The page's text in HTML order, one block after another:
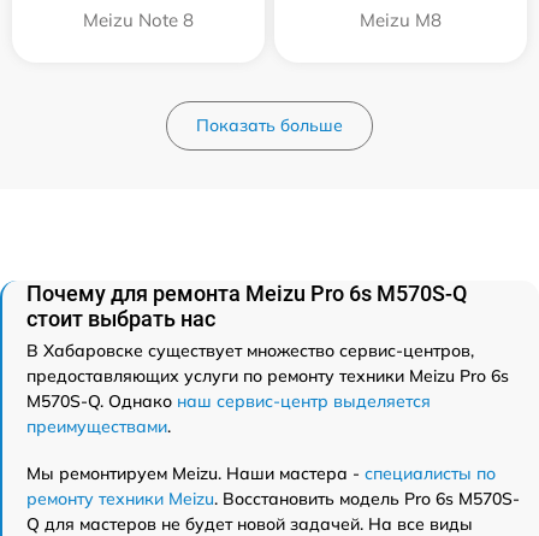
Meizu Note 8 Meizu M8
Показать больше
Почему для ремонта Meizu Pro 6s M570S-Q
стоит выбрать нас
В Хабаровске существует множество сервис-центров,
предоставляющих услуги по ремонту техники Meizu Pro 6s
M570S-Q. Однако наш сервис-центр выделяется
преимуществами.
Мы ремонтируем Meizu. Наши мастера - специалисты по
ремонту техники Meizu. Восстановить модель Pro 6s M570S-
Q для мастеров не будет новой задачей. На все виды